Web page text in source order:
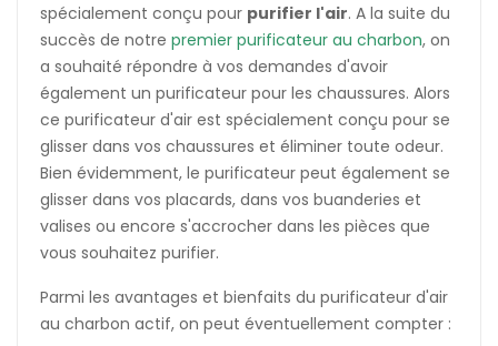
spécialement conçu pour purifier l'air. A la suite du
succès de notre premier purificateur au charbon, on
a souhaité répondre à vos demandes d'avoir
également un purificateur pour les chaussures. Alors
ce purificateur d'air est spécialement conçu pour se
glisser dans vos chaussures et éliminer toute odeur.
Bien évidemment, le purificateur peut également se
glisser dans vos placards, dans vos buanderies et
valises ou encore s'accrocher dans les pièces que
vous souhaitez purifier.
Parmi les avantages et bienfaits du purificateur d'air
au charbon actif, on peut éventuellement compter :